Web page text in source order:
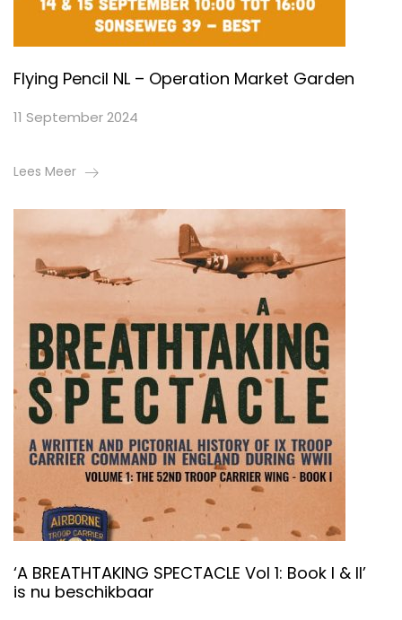
Flying Pencil NL – Operation Market Garden
11 September 2024
Lees Meer
‘A BREATHTAKING SPECTACLE Vol 1: Book I & II’
is nu beschikbaar